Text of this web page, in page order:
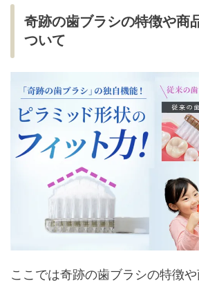
奇跡の歯ブラシの特徴や商
ついて
ここでは奇跡の歯ブラシの特徴